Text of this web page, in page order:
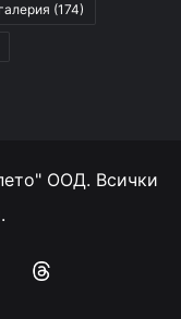
(174)
ООД. Всички
RSS